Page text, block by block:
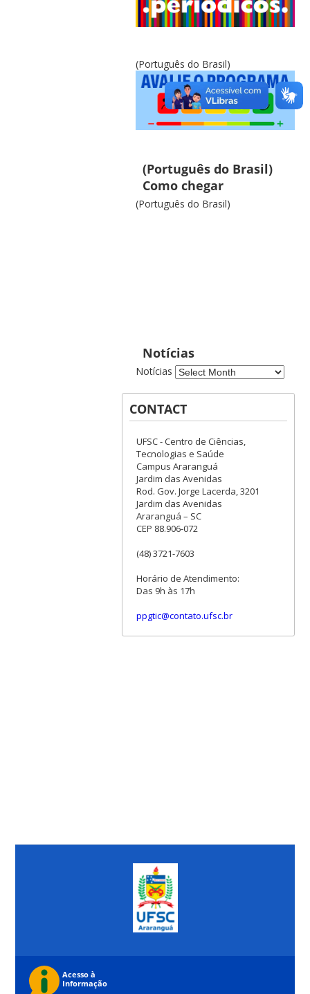
(Português do Brasil)
(Português do Brasil)
Como chegar
(Português do Brasil)
Notícias
Notícias
CONTACT
UFSC - Centro de Ciências,
Tecnologias e Saúde
Campus Araranguá
Jardim das Avenidas
Rod. Gov. Jorge Lacerda, 3201
Jardim das Avenidas
Araranguá – SC
CEP 88.906-072
(48) 3721-7603
Horário de Atendimento:
Das 9h às 17h
ppgtic@contato.ufsc.br